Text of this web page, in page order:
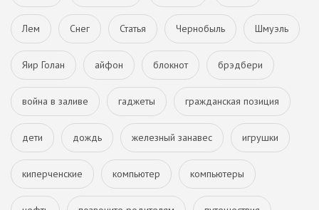
Лем Снег Статья Чернобыль Шмуэль
Яир Голан айфон блокнот брэдбери
война в заливе гаджеты гражданская позиция
дети дождь железный занавес игрушки
киперченские компьютер компьютеры